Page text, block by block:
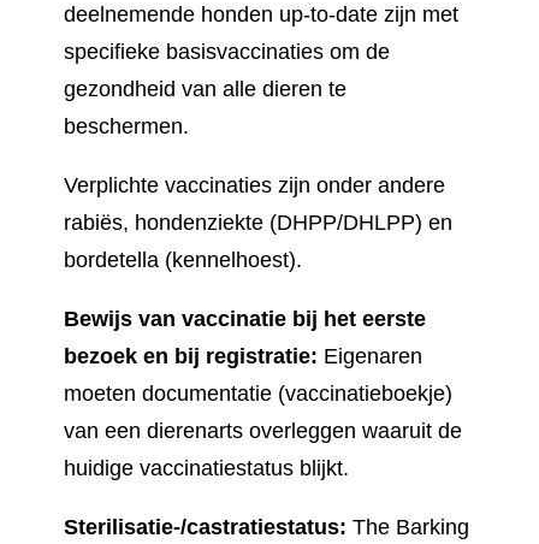
deelnemende honden up-to-date zijn met
specifieke basisvaccinaties om de
gezondheid van alle dieren te
beschermen.
Verplichte vaccinaties zijn onder andere
rabiës, hondenziekte (DHPP/DHLPP) en
bordetella (kennelhoest).
Bewijs van vaccinatie bij het eerste
bezoek en bij registratie: Eigenaren
moeten documentatie (vaccinatieboekje)
van een dierenarts overleggen waaruit de
huidige vaccinatiestatus blijkt.
Sterilisatie-/castratiestatus: The Barking